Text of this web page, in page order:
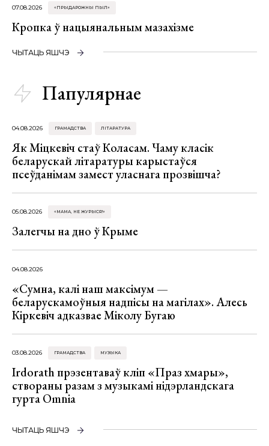
07.08.2026 «ПРЫДАРОЖНЫ ПЫЛ»
Кропка ў нацыянальным мазахізме
ЧЫТАЦЬ ЯШЧЭ
Папулярнае
04.08.2026 ГРАМАДСТВА ЛІТАРАТУРА
Як Міцкевіч стаў Коласам. Чаму класік
беларускай літаратуры карыстаўся
псеўданімам замест уласнага прозвішча?
05.08.2026 «МАМА, НЕ ЖУРЫСЯ!»
Залегчы на дно ў Крыме
04.08.2026
«Сумна, калі наш максімум —
беларускамоўныя надпісы на магілах». Алесь
Кіркевіч адказвае Міколу Бугаю
03.08.2026 ГРАМАДСТВА МУЗЫКА
Irdorath прэзентаваў кліп «Праз хмары»,
створаны разам з музыкамі нідэрландскага
гурта Omnia
ЧЫТАЦЬ ЯШЧЭ